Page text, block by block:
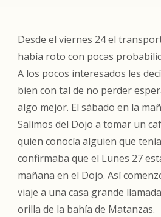
Desde el viernes 24 el
había roto con pocas
A los pocos interesados les
bien con tal de no perder
algo mejor. El sábado en la
Salimos del Dojo a tomar un
quien conocía alguien que
confirmaba que el Lunes 27
mañana en el Dojo. Así
viaje a una casa grande
orilla de la bahía de Matanzas.